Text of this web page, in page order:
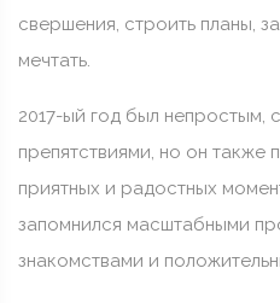
свершения, строить планы,
мечтать.
2017-ый год был непростым,
препятствиями, но он также
приятных и радостных
запомнился масштабными
знакомствами и